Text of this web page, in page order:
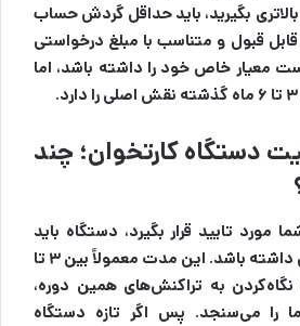
بالاتری بگیرید، باید حداقل گردش حساب
قابل قبول و متناسب با مبلغ درخواستی
معیار خاص خود را داشته باشد، اما
دستگاه کارتخوان؛ چند
مورد تایید قرار بگیرد، دستگاه باید
سابقه فعالیت مشخصی داشته باشد. این مدت معمولاً بین ۳ تا
نگاه‌کردن به تراکنش‌های همین دوره،
را می‌سنجد. پس اگر تازه دستگاه